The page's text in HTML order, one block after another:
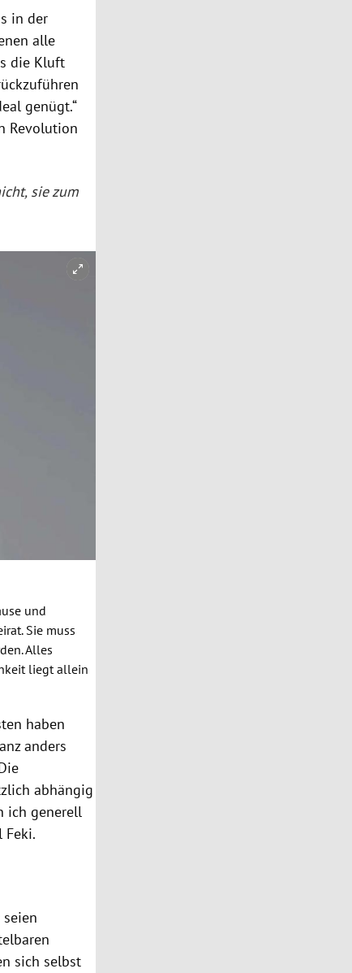
in der
alle
die Kluft
genügt.“
Revolution
sie zum
und
Sie muss
Alles
liegt allein
haben
anders
abhängig
ich generell
Feki.
seien
sich selbst